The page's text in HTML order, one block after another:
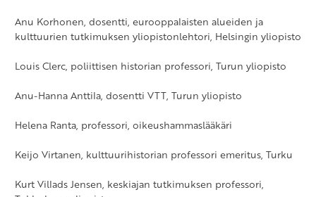
Anu Korhonen, dosentti, eurooppalaisten alueiden ja
kulttuurien tutkimuksen yliopistonlehtori, Helsingin yliopisto
Louis Clerc, poliittisen historian professori, Turun yliopisto
Anu-Hanna Anttila, dosentti VTT, Turun yliopisto
Helena Ranta, professori, oikeushammaslääkäri
Keijo Virtanen, kulttuurihistorian professori emeritus, Turku
Kurt Villads Jensen, keskiajan tutkimuksen professori,